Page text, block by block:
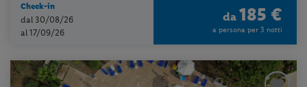
Check-in
dal 30/08/26
al 17/09/26
da 185 €
a persona per 3 notti